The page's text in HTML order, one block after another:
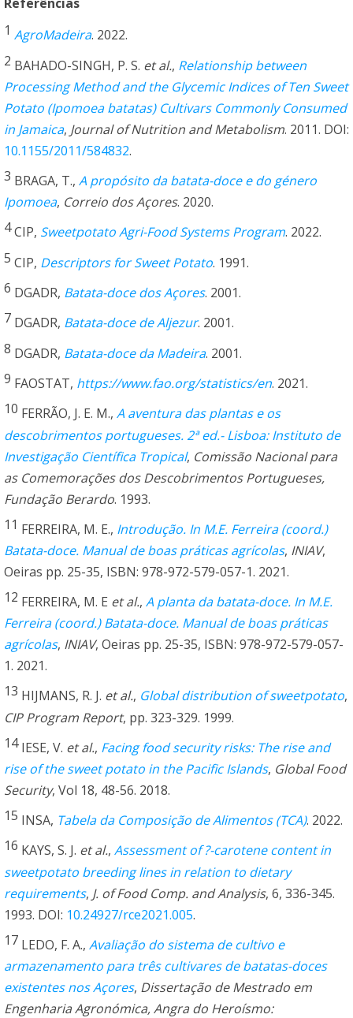
Referências
1 AgroMadeira. 2022.
2 BAHADO-SINGH, P. S. et al., Relationship between
Processing Method and the Glycemic Indices of Ten Sweet
Potato (Ipomoea batatas) Cultivars Commonly Consumed
in Jamaica, Journal of Nutrition and Metabolism. 2011. DOI:
10.1155/2011/584832.
3 BRAGA, T., A propósito da batata-doce e do género
Ipomoea, Correio dos Açores. 2020.
4CIP, Sweetpotato Agri-Food Systems Program. 2022.
5 CIP, Descriptors for Sweet Potato. 1991.
6 DGADR, Batata-doce dos Açores. 2001.
7 DGADR, Batata-doce de Aljezur. 2001.
8 DGADR, Batata-doce da Madeira. 2001.
9 FAOSTAT, https://www.fao.org/statistics/en. 2021.
10 FERRÃO, J. E. M., A aventura das plantas e os
descobrimentos portugueses. 2ª ed.- Lisboa: Instituto de
Investigação Científica Tropical, Comissão Nacional para
as Comemorações dos Descobrimentos Portugueses,
Fundação Berardo. 1993.
11 FERREIRA, M. E., Introdução. In M.E. Ferreira (coord.)
Batata-doce. Manual de boas práticas agrícolas, INIAV,
Oeiras pp. 25-35, ISBN: 978-972-579-057-1. 2021.
12 FERREIRA, M. E et al., A planta da batata-doce. In M.E.
Ferreira (coord.) Batata-doce. Manual de boas práticas
agrícolas, INIAV, Oeiras pp. 25-35, ISBN: 978-972-579-057-
1. 2021.
13 HIJMANS, R. J. et al., Global distribution of sweetpotato,
CIP Program Report, pp. 323-329. 1999.
14IESE, V. et al., Facing food security risks: The rise and
rise of the sweet potato in the Pacific Islands, Global Food
Security, Vol 18, 48-56. 2018.
15 INSA, Tabela da Composição de Alimentos (TCA). 2022.
16 KAYS, S. J. et al., Assessment of ?-carotene content in
sweetpotato breeding lines in relation to dietary
requirements, J. of Food Comp. and Analysis, 6, 336-345.
1993. DOI: 10.24927/rce2021.005.
17 LEDO, F. A., Avaliação do sistema de cultivo e
armazenamento para três cultivares de batatas-doces
existentes nos Açores, Dissertação de Mestrado em
Engenharia Agronómica, Angra do Heroísmo: